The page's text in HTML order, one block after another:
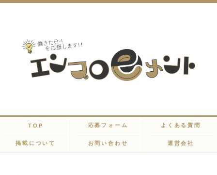
TOP 応募フォーム よくある質問
掲載について お問い合わせ 運営会社